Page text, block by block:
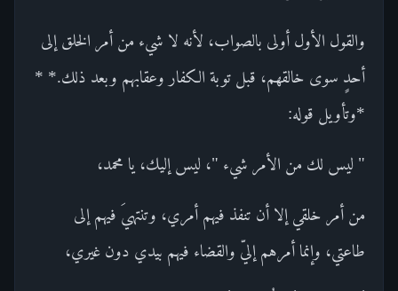
والقول الأول أولى بالصواب، لأنه لا شيء من أمر الخلق إلى
أحدٍ سوى خالقهم، قبل توبة الكفار وعقابهم وبعد ذلك.* *
*وتأويل قوله:
" ليس لك من الأمر شيء "، ليس إليك، يا محمد،
من أمر خلقي إلا أن تنفذ فيهم أمري، وتنتهيَ فيهم إلى
طاعتي، وإنما أمرهم إليّ والقضاء فيهم بيدي دون غيري،